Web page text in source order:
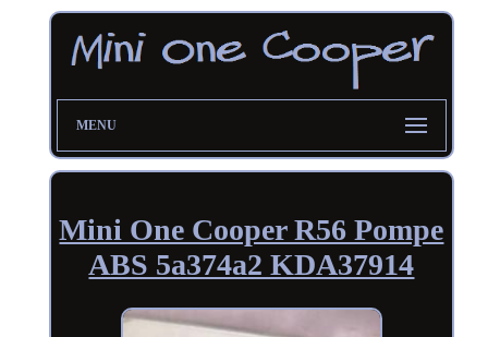
MENU
Mini One Cooper R56 Pompe
ABS 5a374a2 KDA37914